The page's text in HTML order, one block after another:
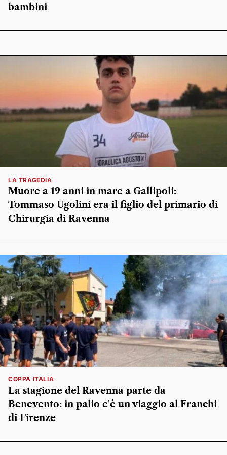
bambini
LA TRAGEDIA
Muore a 19 anni in mare a Gallipoli:
Tommaso Ugolini era il figlio del primario di
Chirurgia di Ravenna
COPPA ITALIA
La stagione del Ravenna parte da
Benevento: in palio c’è un viaggio al Franchi
di Firenze